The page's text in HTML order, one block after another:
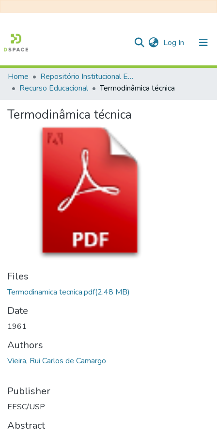
Log In (current)
Communities & Collections
Statistics
Home
Repositório Institucional EESC
Recurso Educacional
Termodinâmica técnica
Termodinâmica técnica
Files
Termodinamica tecnica.pdf(2.48 MB)
Date
1961
Authors
Vieira, Rui Carlos de Camargo
Publisher
EESC/USP
Abstract